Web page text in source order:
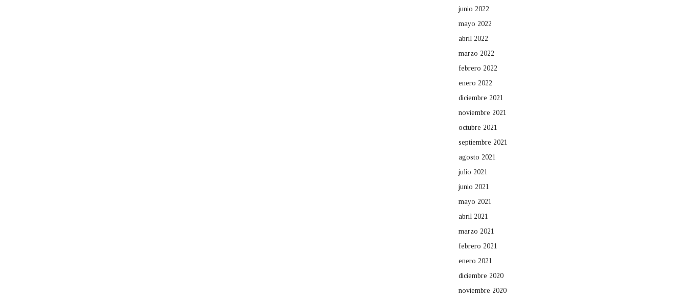
junio 2022
mayo 2022
abril 2022
marzo 2022
febrero 2022
enero 2022
diciembre 2021
noviembre 2021
octubre 2021
septiembre 2021
agosto 2021
julio 2021
junio 2021
mayo 2021
abril 2021
marzo 2021
febrero 2021
enero 2021
diciembre 2020
noviembre 2020